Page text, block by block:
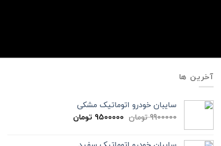
آخرین ها
سایبان خودرو اتوماتیک مشکی
9900000 تومان 9500000 تومان